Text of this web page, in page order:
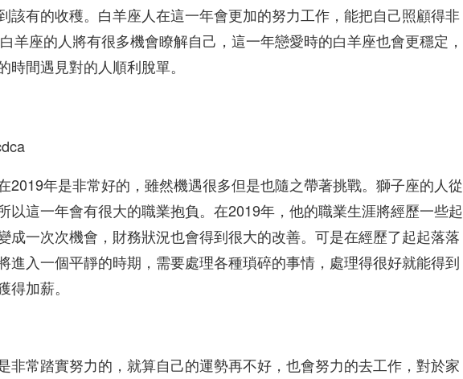
該有的收穫。白羊座人在這一年會更加的努力工作，能把自己照顧得非
羊座的人將有很多機會瞭解自己，這一年戀愛時的白羊座也會更穩定，
時間遇見對的人順利脫單。
2019年是非常好的，雖然機遇很多但是也隨之帶著挑戰。獅子座的人從
以這一年會有很大的職業抱負。在2019年，他的職業生涯將經歷一些起
成一次次機會，財務狀況也會得到很大的改善。可是在經歷了起起落落
進入一個平靜的時期，需要處理各種瑣碎的事情，處理得很好就能得到
得加薪。
非常踏實努力的，就算自己的運勢再不好，也會努力的去工作，對於家